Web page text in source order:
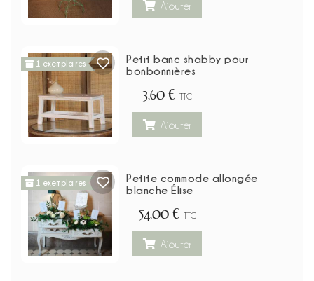
Ajouter
1 exemplaires
Petit banc shabby pour
bonbonnières
3,60 € TTC
Ajouter
1 exemplaires
Petite commode allongée
blanche Élise
54,00 € TTC
Ajouter